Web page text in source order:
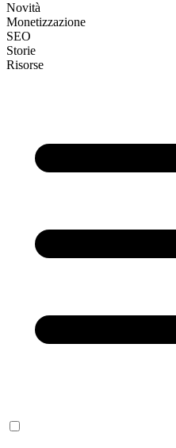
Novità
Monetizzazione
SEO
Storie
Risorse